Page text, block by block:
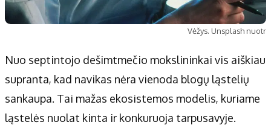
Vėžys. Unsplash nuotr
Nuo septintojo dešimtmečio mokslininkai vis aiškiau
supranta, kad navikas nėra vienoda blogų ląstelių
sankaupa. Tai mažas ekosistemos modelis, kuriame
ląstelės nuolat kinta ir konkuruoja tarpusavyje.